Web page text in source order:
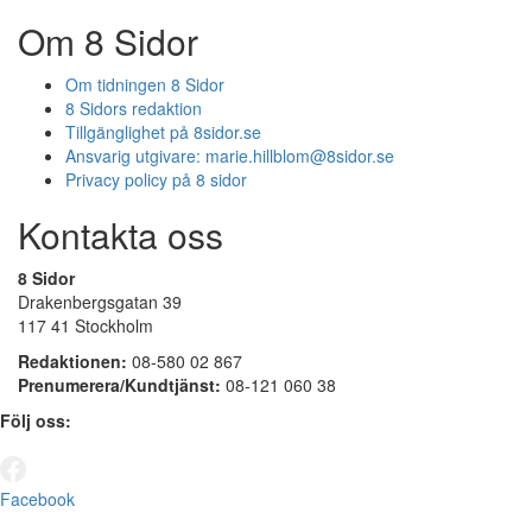
Om 8 Sidor
Om tidningen 8 Sidor
8 Sidors redaktion
Tillgänglighet på 8sidor.se
Ansvarig utgivare: marie.hillblom@8sidor.se
Privacy policy på 8 sidor
Kontakta oss
8 Sidor
Drakenbergsgatan 39
117 41 Stockholm
Redaktionen: 08-580 02 867
Prenumerera/Kundtjänst: 08-121 060 38
Följ oss:
Facebook